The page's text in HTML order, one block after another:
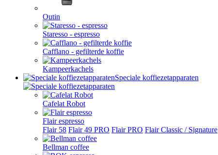
Outin
Staresso - espresso
Cafflano - gefilterde koffie
Kampeerkachels
Speciale koffiezetapparaten
Cafelat Robot
Flair espresso
Flair 58 Flair 49 PRO Flair PRO Flair Classic / Signature
Bellman coffee